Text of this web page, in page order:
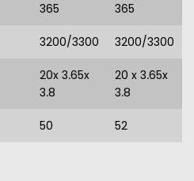
365 365
3200/3300 3200/3300
20x 3.65x
3.8
20 x 3.65x
3.8
50 52